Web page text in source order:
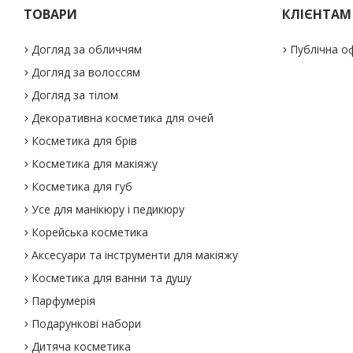
ТОВАРИ
Догляд за обличчям
Догляд за волоссям
Догляд за тілом
Декоративна косметика для очей
Косметика для брів
Косметика для макіяжу
Косметика для губ
Усе для манікюру і педикюру
Корейська косметика
Аксесуари та інструменти для макіяжу
Косметика для ванни та душу
Парфумерія
Подарункові набори
Дитяча косметика
КЛІЄНТАМ
Публічна